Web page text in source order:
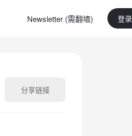
Newsletter (需翻墙) 登
分享链接